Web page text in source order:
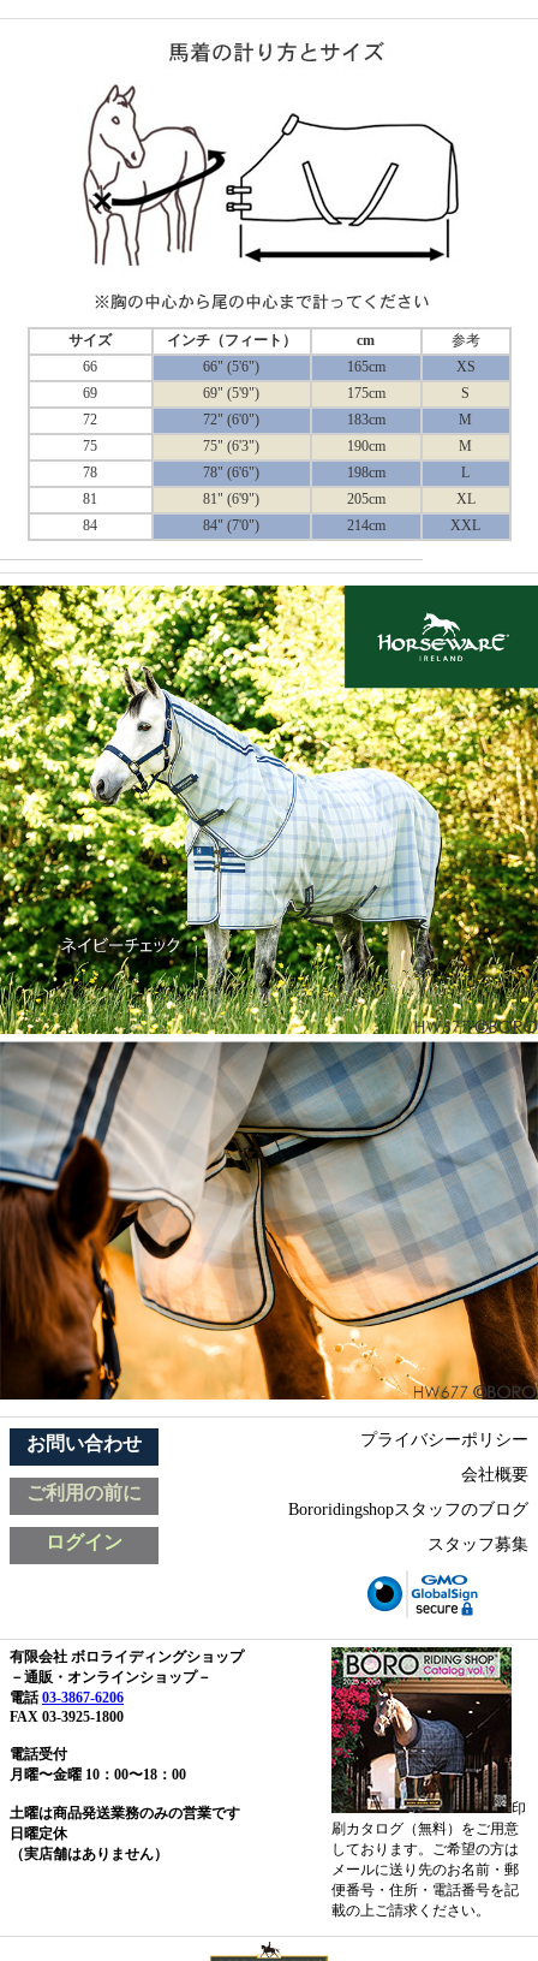
サイズ インチ（フィート） cm
参考
66
66" (5'6") 165cm
XS
69
69" (5'9") 175cm
S
72
72" (6'0") 183cm
M
75
75" (6'3") 190cm
M
78
78" (6'6") 198cm
L
81
81" (6'9") 205cm
XL
84
84" (7'0") 214cm XXL
お問い合わせ
ご利用の前に
ログイン
プライバシーポリシー
会社概要
Bororidingshopスタッフのブログ
スタッフ募集
有限会社 ボロライディングショップ
－通販・オンラインショップ－
電話03-3867-6206
FAX 03-3925-1800
電話受付
月曜〜金曜 10：00〜18：00
土曜は商品発送業務のみの営業です
日曜定休
（実店舗はありません）
印
刷カタログ（無料）をご用意
しております。ご希望の方は
メールに送り先のお名前・郵
便番号・住所・電話番号を記
載の上ご請求ください。